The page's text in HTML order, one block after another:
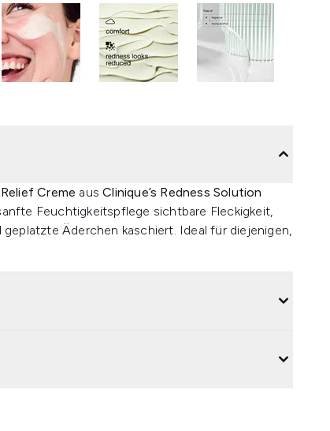
Creme ausClinique’s Redness Solution
Feuchtigkeitspflege sichtbare Fleckigkeit,
Äderchen kaschiert. Ideal für diejenigen,